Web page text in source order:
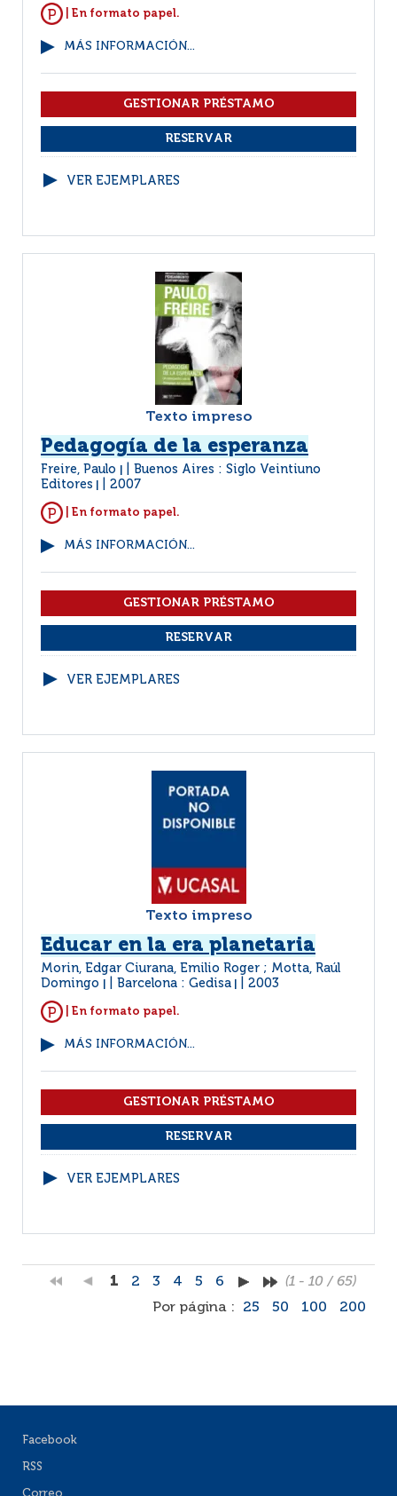
| En formato papel.
MÁS INFORMACIÓN...
VER EJEMPLARES
Texto impreso
Pedagogía de la esperanza
Freire, Paulo
Buenos Aires : Siglo Veintiuno
Editores
2007
| En formato papel.
MÁS INFORMACIÓN...
VER EJEMPLARES
Texto impreso
Educar en la era planetaria
Morin, Edgar Ciurana, Emilio Roger ; Motta, Raúl
Domingo
Barcelona : Gedisa 2003
| En formato papel.
MÁS INFORMACIÓN...
VER EJEMPLARES
1 2 3 4 5 6
(1 - 10 / 65)
Por página :
25 50 100 200
Facebook
RSS